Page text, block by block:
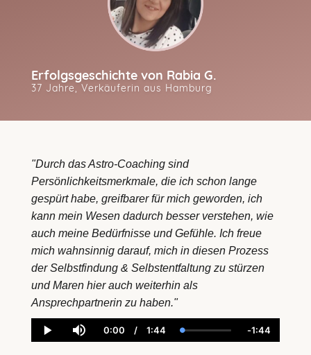
Erfolgsgeschichte von Rabia G.
37 Jahre, Verkäuferin aus Hamburg
"Durch das Astro-Coaching sind
Persönlichkeitsmerkmale, die ich schon lange
gespürt habe, greifbarer für mich geworden, ich
kann mein Wesen dadurch besser verstehen, wie
auch meine Bedürfnisse und Gefühle. Ich freue
mich wahnsinnig darauf, mich in diesen Prozess
der Selbstfindung & Selbstentfaltung zu stürzen
und Maren hier auch weiterhin als
Ansprechpartnerin zu haben."
Play Mute
Current
Time
0:00 / Duration
1:44 Loaded:
1.94%
Remaining
Time
-1:44